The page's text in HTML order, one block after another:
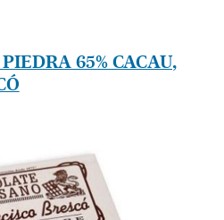
65% CACAU,